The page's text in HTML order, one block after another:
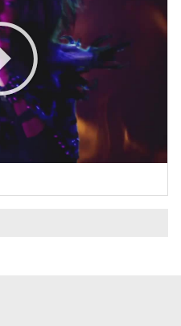
Play
Video